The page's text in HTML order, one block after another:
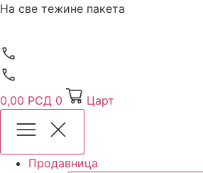
На све тежине пакета
0,00 РСД 0 Царт
Продавница